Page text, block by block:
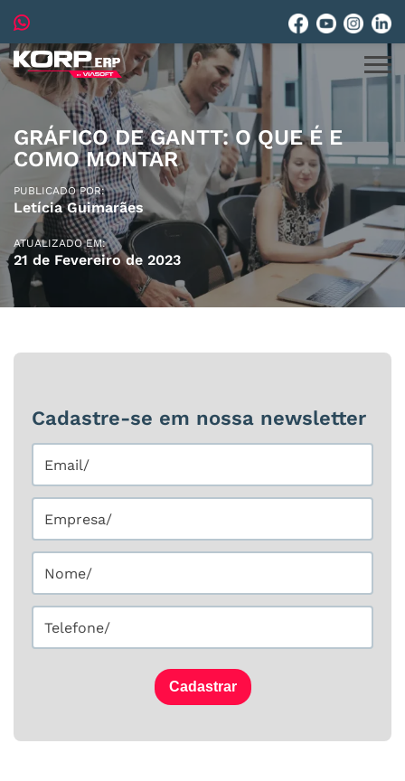
GRÁFICO DE GANTT: O QUE É E
COMO MONTAR
PUBLICADO POR:
Letícia Guimarães
ATUALIZADO EM:
21 de Fevereiro de 2023
Cadastre-se em nossa newsletter
Cadastrar